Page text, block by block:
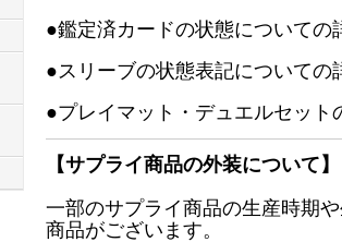
●鑑定済カードの状態についての
●スリーブの状態表記についての
●プレイマット・デュエルセット
【サプライ商品の外装について】
一部のサプライ商品の生産時期
商品がございます。